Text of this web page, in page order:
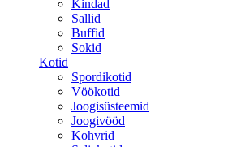
Kindad
Sallid
Buffid
Sokid
Kotid
Spordikotid
Vöökotid
Joogisüsteemid
Joogivööd
Kohvrid